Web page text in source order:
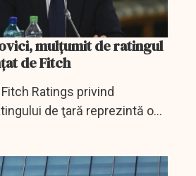
mulțumit de ratingul
de Fitch
Ratings privind
de ţară reprezintă o
a faptului că România se